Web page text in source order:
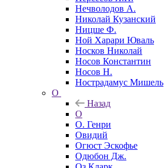
Нечволодов А.
Николай Кузанский
Ницше Ф.
Ной Харари Юваль
Носков Николай
Носов Константин
Носов Н.
Нострадамус Мишель
О
Назад
О
О. Генри
Овидий
Огюст Эскофье
Одюбон Дж.